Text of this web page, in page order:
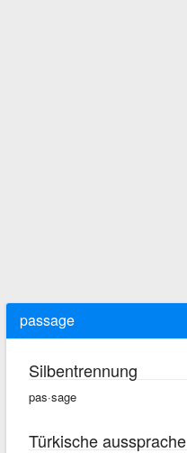
passage
Silbentrennung
pas·sage
Türkische aussprache